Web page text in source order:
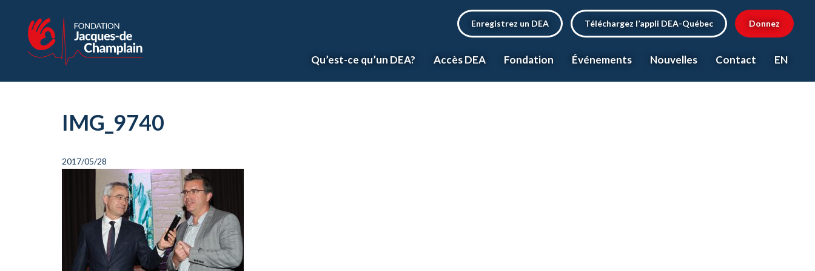
Enregistrez un DEA Téléchargez l’appli DEA-Québec Donnez
Qu’est-ce qu’un DEA? Accès DEA Fondation Événements Nouvelles Contact EN
IMG_9740
2017/05/28